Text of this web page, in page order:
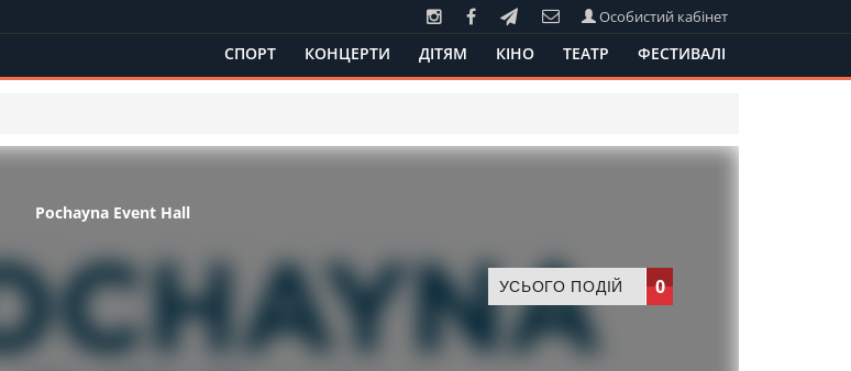
Особистий кабінет
СПОРТ КОНЦЕРТИ ДІТЯМ КІНО ТЕАТР ФЕСТИВАЛІ
Pochayna Event Hall
УСЬОГО ПОДІЙ 0